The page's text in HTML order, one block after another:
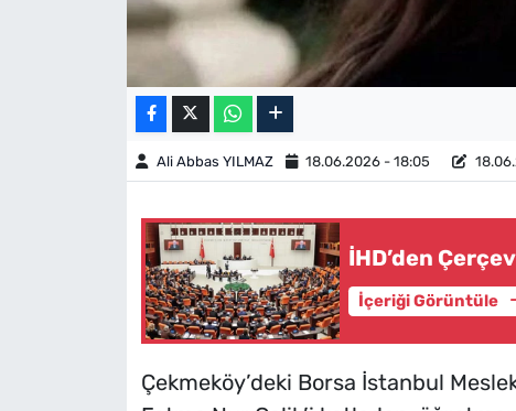
Ali Abbas YILMAZ 18.06.2026 - 18:05
İHD’den
İçeriği Görüntüle
Çekmeköy’deki Borsa İstanbul